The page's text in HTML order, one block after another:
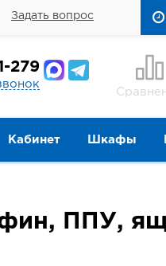
Задать вопрос
279
Кабинет Шкафы
ППУ,